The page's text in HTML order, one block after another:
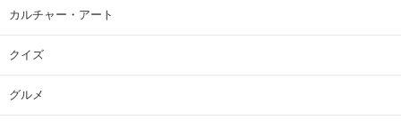
カルチャー・アート
クイズ
グルメ